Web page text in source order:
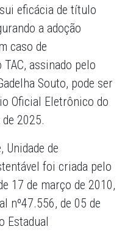
eficácia de título
a adoção
caso de
assinado pelo
Souto, pode ser
Oficial Eletrônico do
2025.
Unidade de
foi criada pelo
17 de março de 2010,
nº47.556, de 05 de
Estadual